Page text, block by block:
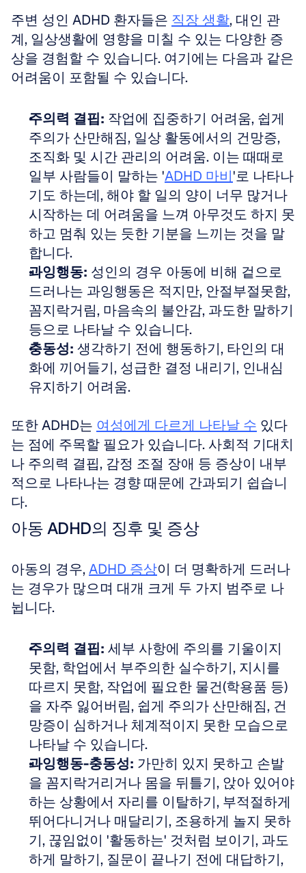
주변 성인 ADHD 환자들은 직장 생활, 대인 관
계, 일상생활에 영향을 미칠 수 있는 다양한 증
상을 경험할 수 있습니다. 여기에는 다음과 같은
어려움이 포함될 수 있습니다.
주의력 결핍: 작업에 집중하기 어려움, 쉽게
주의가 산만해짐, 일상 활동에서의 건망증,
조직화 및 시간 관리의 어려움. 이는 때때로
일부 사람들이 말하는 'ADHD 마비'로 나타나
기도 하는데, 해야 할 일의 양이 너무 많거나
시작하는 데 어려움을 느껴 아무것도 하지 못
하고 멈춰 있는 듯한 기분을 느끼는 것을 말
합니다.
과잉행동: 성인의 경우 아동에 비해 겉으로
드러나는 과잉행동은 적지만, 안절부절못함,
꼼지락거림, 마음속의 불안감, 과도한 말하기
등으로 나타날 수 있습니다.
충동성: 생각하기 전에 행동하기, 타인의 대
화에 끼어들기, 성급한 결정 내리기, 인내심
유지하기 어려움.
또한 ADHD는 여성에게 다르게 나타날 수 있다
는 점에 주목할 필요가 있습니다. 사회적 기대치
나 주의력 결핍, 감정 조절 장애 등 증상이 내부
적으로 나타나는 경향 때문에 간과되기 쉽습니
다.
아동 ADHD의 징후 및 증상
아동의 경우, ADHD 증상이 더 명확하게 드러나
는 경우가 많으며 대개 크게 두 가지 범주로 나
뉩니다.
주의력 결핍: 세부 사항에 주의를 기울이지
못함, 학업에서 부주의한 실수하기, 지시를
따르지 못함, 작업에 필요한 물건(학용품 등)
을 자주 잃어버림, 쉽게 주의가 산만해짐, 건
망증이 심하거나 체계적이지 못한 모습으로
나타날 수 있습니다.
과잉행동-충동성: 가만히 있지 못하고 손발
을 꼼지락거리거나 몸을 뒤틀기, 앉아 있어야
하는 상황에서 자리를 이탈하기, 부적절하게
뛰어다니거나 매달리기, 조용하게 놀지 못하
기, 끊임없이 '활동하는' 것처럼 보이기, 과도
하게 말하기, 질문이 끝나기 전에 대답하기,